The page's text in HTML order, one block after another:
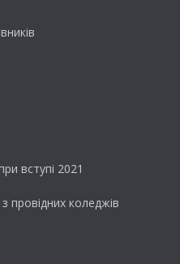
вступі 2021
провідних коледжів